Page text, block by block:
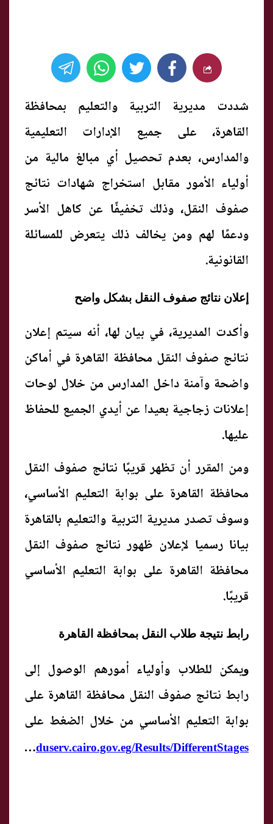
شددت مديرية التربية والتعليم بمحافظة
القاهرة، على جميع الإدارات التعليمية
والمدارس، بعدم تحصيل أي مبالغ مالية من
أولياء الأمور مقابل استخراج شهادات نتائج
صفوف النقل، وذلك تخفيفًا عن كاهل الأسر
ودعمًا لهم ومن يخالف ذلك يتعرض للمسائلة
القانونية.
إعلان نتائج صفوف النقل بشكل واضح
وأكدت المديرية، في بيان لها، أنه سيتم إعلان
نتائج صفوف النقل محافظة القاهرة في أماكن
واضحة وآمنة داخل المدارس من خلال لوحات
إعلانات زجاجية بعيدا عن أيدي الجميع للحفاظ
عليها.
ومن المقرر أن تظهر قريبًا نتائج صفوف النقل
محافظة القاهرة على بوابة التعليم الأساسي،
وسوف تصدر مديرية التربية والتعليم بالقاهرة
بيانا رسميا لإعلان ظهور نتائج صفوف النقل
محافظة القاهرة على بوابة التعليم الأساسي
قريبًا.
رابط نتيجة طلاب النقل بمحافظة القاهرة
ويمكن للطلاب وأولياء أمورهم الوصول إلى
رابط نتائج صفوف النقل محافظة القاهرة على
بوابة التعليم الأساسي من خلال الضغط على
https://eduserv.cairo.gov.eg/Results/DifferentStages